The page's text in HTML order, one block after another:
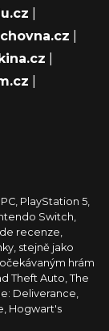
PlayStation 5,
Switch,
recenze,
stejně jako
hrám
Theft Auto, The
Deliverance,
Hogwart's